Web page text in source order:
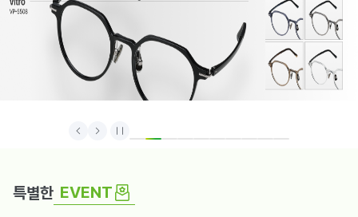
Prev Next Stop
특별한 EVENT